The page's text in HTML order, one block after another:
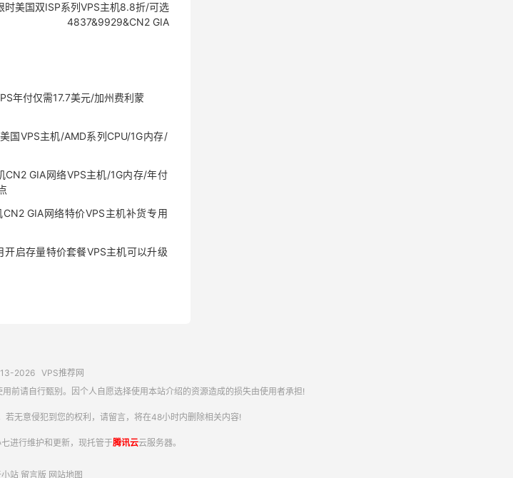
美国双ISP系列VPS主机8.8折/可选
4837&9929&CN2 GIA
年付仅需17.7美元/加州费利蒙
国VPS主机/AMD系列CPU/1G内存/
CN2 GIA网络VPS主机/1G内存/年付
GIA网络特价VPS主机补货专用
启存量特价套餐VPS主机可以升级
2026 VPS推荐网
前请自行甄别。因个人自愿选择使用本站介绍的资源造成的损失由使用者承担!
若无意侵犯到您的权利，请留言，将在48小时内删除相关内容!
进行维护和更新，现托管于腾讯云云服务器。
站 留言版 网站地图